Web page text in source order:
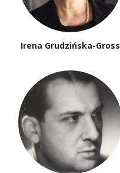
Irena Grudzińska-Gross